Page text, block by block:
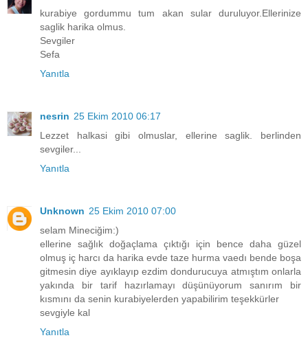
kurabiye gordummu tum akan sular duruluyor.Ellerinize
saglik harika olmus.
Sevgiler
Sefa
Yanıtla
nesrin 25 Ekim 2010 06:17
Lezzet halkasi gibi olmuslar, ellerine saglik. berlinden
sevgiler...
Yanıtla
Unknown 25 Ekim 2010 07:00
selam Mineciğim:)
ellerine sağlık doğaçlama çıktığı için bence daha güzel
olmuş iç harcı da harika evde taze hurma vaedı bende boşa
gitmesin diye ayıklayıp ezdim dondurucuya atmıştım onlarla
yakında bir tarif hazırlamayı düşünüyorum sanırım bir
kısmını da senin kurabiyelerden yapabilirim teşekkürler
sevgiyle kal
Yanıtla